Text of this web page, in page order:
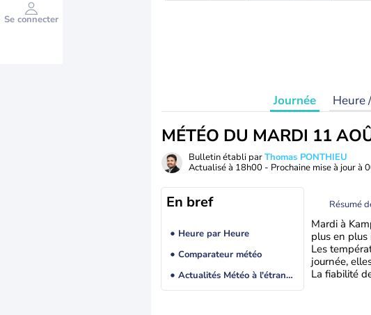
Se connecter
Journée Heure
MÉTÉO DU MARDI 11
Bulletin établi parThomas PONTHIEU
Actualisé à 18h00 - Prochaine mise à jour à
En bref
Heure par Heure
Comparateur météo
Actualités Météo à l'étranger
Résumé
Mardi à
plus en plus
Les
journée,
La fiabilité